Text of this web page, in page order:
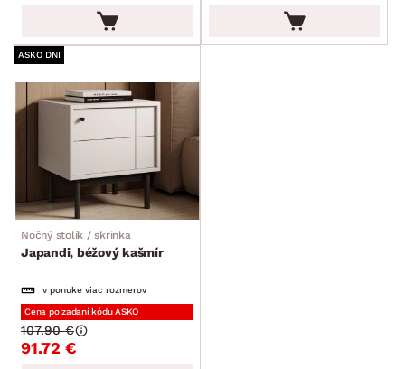
ASKO DNI
Nočný stolík / skrinka
Japandi, béžový kašmír
v ponuke viac rozmerov
Cena po zadaní kódu ASKO
91.72 €
107.90 €